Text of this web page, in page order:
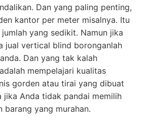
Dan yang paling penting,
kantor per meter misalnya. Itu
yang sedikit. Namun jika
jual vertical blind boronganlah
Dan yang tak kalah
mempelajari kualitas
gorden atau tirai yang dibuat
jika Anda tidak pandai memilih
barang yang murahan.